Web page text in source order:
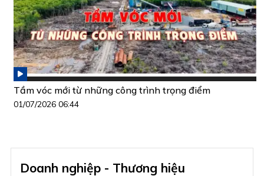
Tầm vóc mới từ những công trình trọng điểm
01/07/2026 06:44
Doanh nghiệp - Thương hiệu